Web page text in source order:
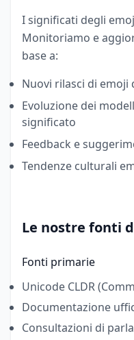
I significati degli
Monitoriamo e
base a:
Nuovi rilasci di emoji
Evoluzione dei
significato
Feedback e
Tendenze culturali
Le nostre fonti
Fonti primarie
Unicode CLDR
Documentazione
Consultazioni di